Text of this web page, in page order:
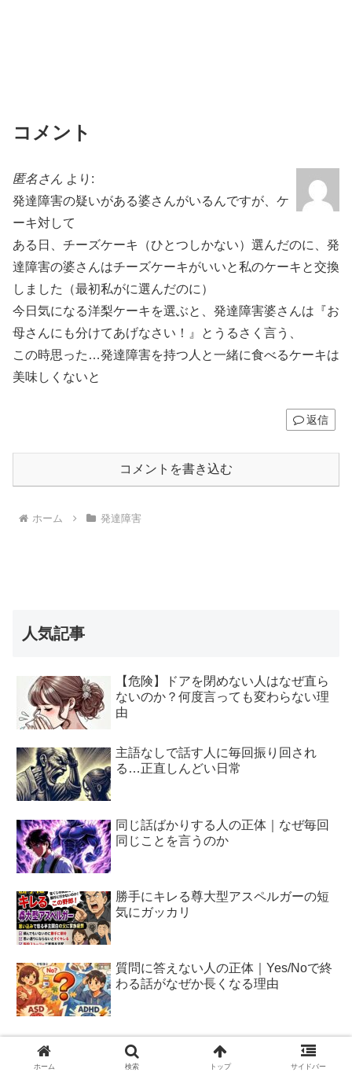
コメント
匿名さん より:
発達障害の疑いがある婆さんがいるんですが、ケ
ーキ対して
ある日、チーズケーキ（ひとつしかない）選んだのに、発
達障害の婆さんはチーズケーキがいいと私のケーキと交換
しました（最初私がに選んだのに）
今日気になる洋梨ケーキを選ぶと、発達障害婆さんは『お
母さんにも分けてあげなさい！』とうるさく言う、
この時思った…発達障害を持つ人と一緒に食べるケーキは
美味しくないと
返信
コメントを書き込む
ホーム 発達障害
人気記事
【危険】ドアを閉めない人はなぜ直ら
ないのか？何度言っても変わらない理
由
主語なしで話す人に毎回振り回され
る…正直しんどい日常
同じ話ばかりする人の正体｜なぜ毎回
同じことを言うのか
勝手にキレる尊大型アスペルガーの短
気にガッカリ
質問に答えない人の正体｜Yes/Noで終
わる話がなぜか長くなる理由
▶ 発達障害の記事一覧を見る
ホーム 検索 トップ サイドバー